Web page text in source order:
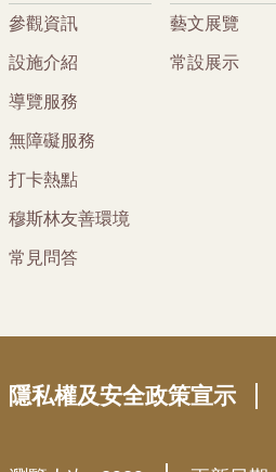
參觀資訊
設施介紹
導覽服務
無障礙服務
打卡熱點
穆斯林友善環境
常見問答
藝文展覽
常設展示
隱私權及安全政策宣示